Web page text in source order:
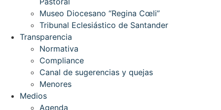
Museo Diocesano “Regina Cœli”
Tribunal Eclesiástico de Santander
Transparencia
Normativa
Compliance
Canal de sugerencias y quejas
Menores
Medios
Agenda